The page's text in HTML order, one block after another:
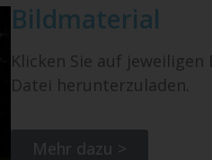
Bildmaterial
Klicken Sie auf
Datei herunterzuladen.
Mehr dazu >